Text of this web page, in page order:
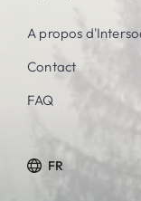
A propos
Contact
FAQ
FR